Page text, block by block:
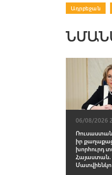
Ադրբեջան
06/08/2026
իր
խորհուրդ
Հայաստան․
Մատվիենկո